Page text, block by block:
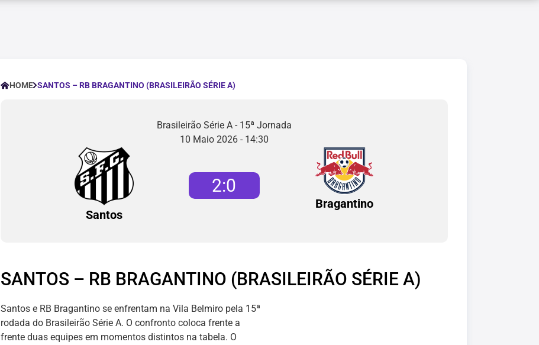
HOME SANTOS – RB BRAGANTINO (BRASILEIRÃO SÉRIE A)
Brasileirão Série A - 15ª Jornada
10 Maio 2026 - 14:30
Santos
2:0
Bragantino
SANTOS – RB BRAGANTINO (BRASILEIRÃO SÉRIE A)
Santos e RB Bragantino se enfrentam na Vila Belmiro pela 15ª
rodada do Brasileirão Série A. O confronto coloca frente a
frente duas equipes em momentos distintos na tabela. O